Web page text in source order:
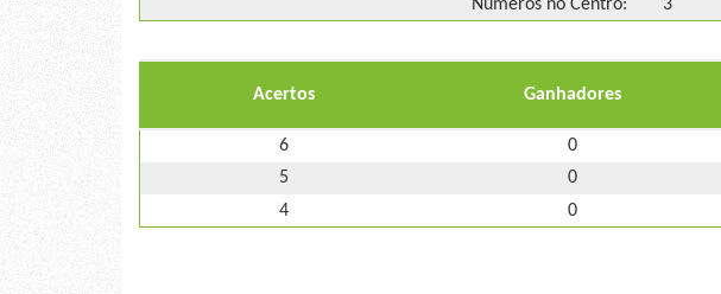
Números no Centro:
3
Acertos Ganhadores
6 0
5
0
4
0